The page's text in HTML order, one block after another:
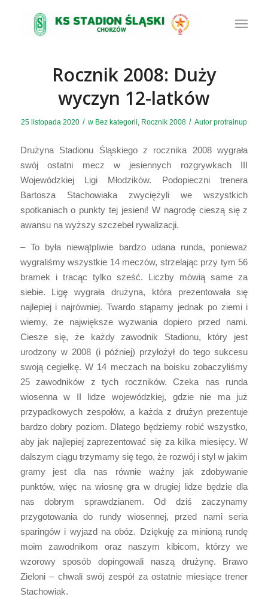
Rocznik 2008: Duży
wyczyn 12-latków
25 listopada 2020 / w Bez kategorii, Rocznik 2008 / Autor protrainup
Drużyna Stadionu Śląskiego z rocznika 2008 wygrała
swój ostatni mecz w jesiennych rozgrywkach III
Wojewódzkiej Ligi Młodzików. Podopieczni trenera
Bartosza Stachowiaka zwyciężyli we wszystkich
spotkaniach o punkty tej jesieni! W nagrodę cieszą się z
awansu na wyższy szczebel rywalizacji.
– To była niewątpliwie bardzo udana runda, ponieważ
wygraliśmy wszystkie 14 meczów, strzelając przy tym 56
bramek i tracąc tylko sześć. Liczby mówią same za
siebie. Ligę wygrała drużyna, która prezentowała się
najlepiej i najrówniej. Twardo stąpamy jednak po ziemi i
wiemy, że największe wyzwania dopiero przed nami.
Ciesze się, że każdy zawodnik Stadionu, który jest
urodzony w 2008 (i później) przyłożył do tego sukcesu
swoją cegiełkę. W 14 meczach na boisku zobaczyliśmy
25 zawodników z tych roczników. Czeka nas runda
wiosenna w II lidze wojewódzkiej, gdzie nie ma już
przypadkowych zespołów, a każda z drużyn prezentuje
bardzo dobry poziom. Dlatego będziemy robić wszystko,
aby jak najlepiej zaprezentować się za kilka miesięcy. W
dalszym ciągu trzymamy się tego, że rozwój i styl w jakim
gramy jest dla nas równie ważny jak zdobywanie
punktów, więc na wiosnę gra w drugiej lidze będzie dla
nas dobrym sprawdzianem. Od dziś zaczynamy
przygotowania do rundy wiosennej, przed nami seria
sparingów i wyjazd na obóz. Dziękuję za minioną rundę
moim zawodnikom oraz naszym kibicom, którzy we
wzorowy sposób dopingowali naszą drużynę. Brawo
Zieloni – chwali swój zespół za ostatnie miesiące trener
Stachowiak.